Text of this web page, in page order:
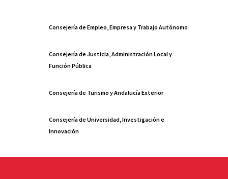
Consejería de Empleo, Empresa y Trabajo Autónomo
Consejería de Justicia, Administración Local y
Función Pública
Consejería de Turismo y Andalucía Exterior
Consejería de Universidad, Investigación e
Innovación